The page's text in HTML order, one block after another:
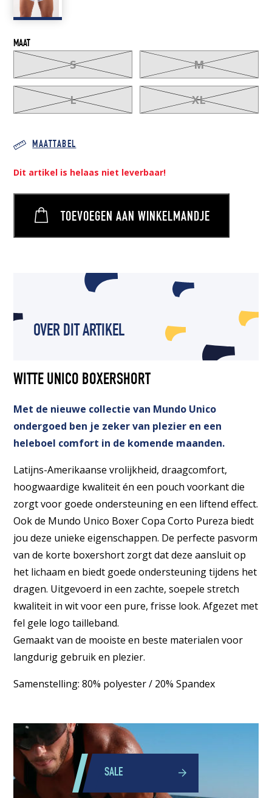
MAAT
S M
L XL
MAATTABEL
Dit artikel is helaas niet leverbaar!
TOEVOEGEN AAN WINKELMANDJE
OVER DIT ARTIKEL
WITTE UNICO BOXERSHORT
Met de nieuwe collectie van Mundo Unico
ondergoed ben je zeker van plezier en een
heleboel comfort in de komende maanden.
Latijns-Amerikaanse vrolijkheid, draagcomfort,
hoogwaardige kwaliteit én een pouch voorkant die
zorgt voor goede ondersteuning en een liftend effect.
Ook de Mundo Unico Boxer Copa Corto Pureza biedt
jou deze unieke eigenschappen. De perfecte pasvorm
van de korte boxershort zorgt dat deze aansluit op
het lichaam en biedt goede ondersteuning tijdens het
dragen. Uitgevoerd in een zachte, soepele stretch
kwaliteit in wit voor een pure, frisse look. Afgezet met
fel gele logo tailleband.
Gemaakt van de mooiste en beste materialen voor
langdurig gebruik en plezier.
Samenstelling: 80% polyester / 20% Spandex
SALE